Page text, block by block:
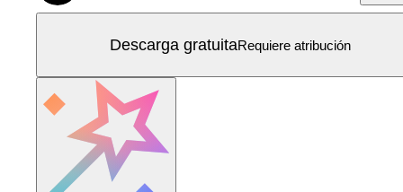
Descarga gratuitaRequiere atribución